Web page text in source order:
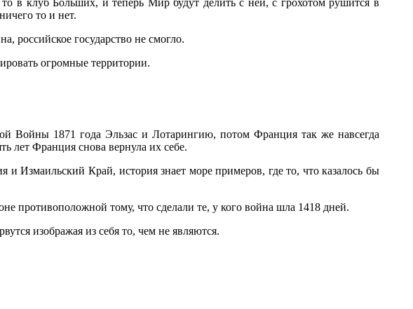
то и нет.
российское государство не смогло.
огромные территории.
Войны 1871 года Эльзас и Лотарингию, потом Франция так же навсегда
лет Франция снова вернула их себе.
Измаильский Край, история знает море примеров, где то, что казалось бы
противоположной тому, что сделали те, у кого война шла 1418 дней.
изображая из себя то, чем не являются.